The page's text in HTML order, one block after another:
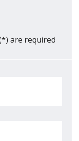
are required